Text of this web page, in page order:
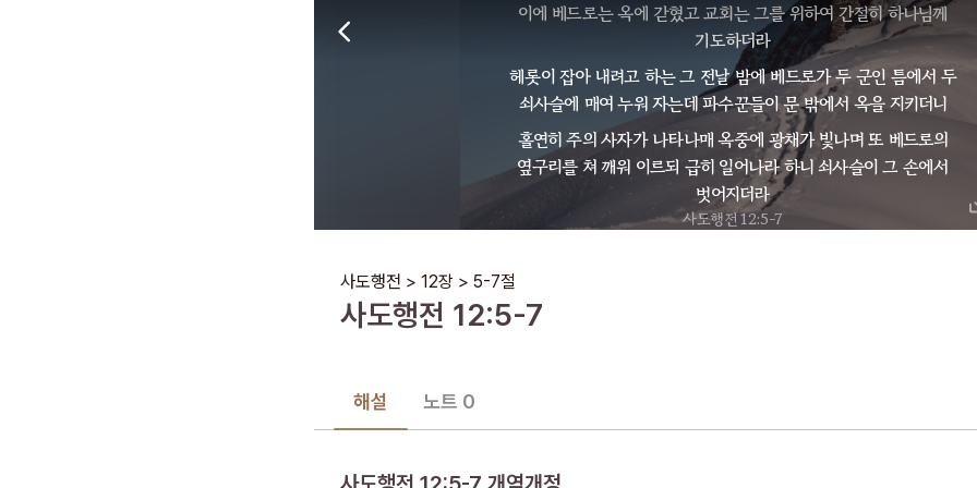
이에 베드로는 옥에 갇혔고 교회는 그를 위하여 간절히 하나님께
기도하더라
헤롯이 잡아 내려고 하는 그 전날 밤에 베드로가 두 군인 틈에서 두
쇠사슬에 매여 누워 자는데 파수꾼들이 문 밖에서 옥을 지키더니
홀연히 주의 사자가 나타나매 옥중에 광채가 빛나며 또 베드로의
옆구리를 쳐 깨워 이르되 급히 일어나라 하니 쇠사슬이 그 손에서
벗어지더라
사도행전 12:5-7
사도행전 > 12장 > 5-7절
사도행전 12:5-7
해설 노트 0